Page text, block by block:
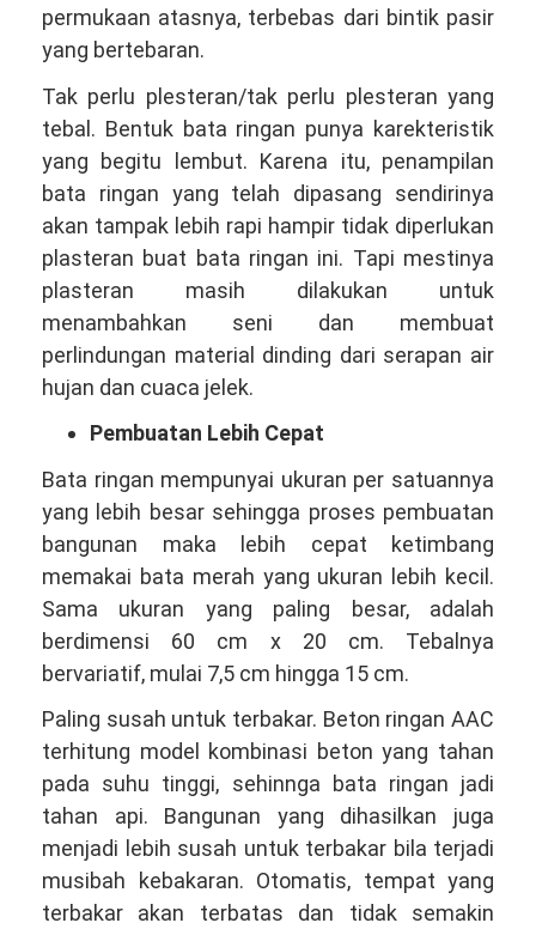
permukaan atasnya, terbebas dari bintik pasir
yang bertebaran.
Tak perlu plesteran/tak perlu plesteran yang
tebal. Bentuk bata ringan punya karekteristik
yang begitu lembut. Karena itu, penampilan
bata ringan yang telah dipasang sendirinya
akan tampak lebih rapi hampir tidak diperlukan
plasteran buat bata ringan ini. Tapi mestinya
plasteran masih dilakukan untuk
menambahkan seni dan membuat
perlindungan material dinding dari serapan air
hujan dan cuaca jelek.
Pembuatan Lebih Cepat
Bata ringan mempunyai ukuran per satuannya
yang lebih besar sehingga proses pembuatan
bangunan maka lebih cepat ketimbang
memakai bata merah yang ukuran lebih kecil.
Sama ukuran yang paling besar, adalah
berdimensi 60 cm x 20 cm. Tebalnya
bervariatif, mulai 7,5 cm hingga 15 cm.
Paling susah untuk terbakar. Beton ringan AAC
terhitung model kombinasi beton yang tahan
pada suhu tinggi, sehinnga bata ringan jadi
tahan api. Bangunan yang dihasilkan juga
menjadi lebih susah untuk terbakar bila terjadi
musibah kebakaran. Otomatis, tempat yang
terbakar akan terbatas dan tidak semakin